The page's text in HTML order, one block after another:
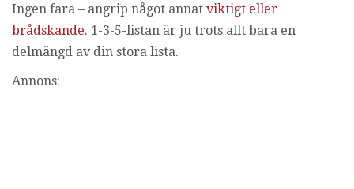
Ingen fara – angrip något annat viktigt eller
brådskande. 1-3-5-listan är ju trots allt bara en
delmängd av din stora lista.
Annons: